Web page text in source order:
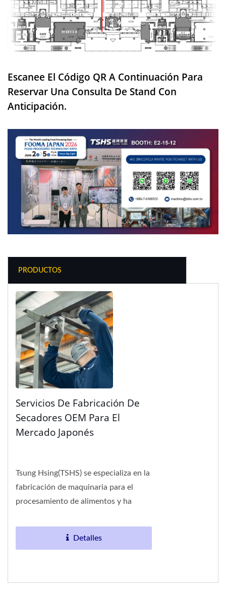
Escanee El Código QR A Continuación Para
Reservar Una Consulta De Stand Con
Anticipación.
PRODUCTOS
Servicios De Fabricación De
Secadores OEM Para El
Mercado Japonés
Tsung Hsing(TSHS) se especializa en la
fabricación de maquinaria para el
procesamiento de alimentos y ha
plazo con múltiples...
Detalles